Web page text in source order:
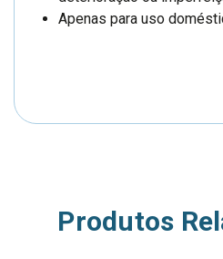
Apenas para uso
Produtos